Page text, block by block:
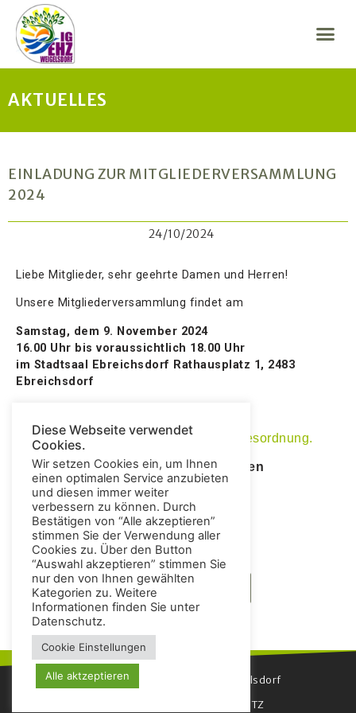
AKTUELLES
EINLADUNG ZUR MITGLIEDERVERSAMMLUNG
2024
24/10/2024
Liebe Mitglieder, sehr geehrte Damen und Herren!
Unsere Mitgliederversammlung findet am
Samstag, dem 9. November 2024
16.00 Uhr bis voraussichtlich 18.00 Uhr
im Stadtsaal Ebreichsdorf Rathausplatz 1, 2483
Ebreichsdorf
Hier finden Sie die Einladung und Tagesordnung.
Wir freuen uns auf einen interessanten
Nachmittag!
Das Team des Vorstandes der IG
zurück zur Übersicht
© 2022 Erholungszentrum Weigelsdorf
DATENSCHUTZ
Diese Webseite verwendet
Cookies.
Wir setzen Cookies ein, um Ihnen
einen optimalen Service anzubieten
und diesen immer weiter
verbessern zu können. Durch
Bestätigen von “Alle akzeptieren”
stimmen Sie der Verwendung aller
Cookies zu. Über den Button
“Auswahl akzeptieren” stimmen Sie
nur den von Ihnen gewählten
Kategorien zu. Weitere
Informationen finden Sie unter
Datenschutz.
Cookie Einstellungen
Alle aktzeptieren